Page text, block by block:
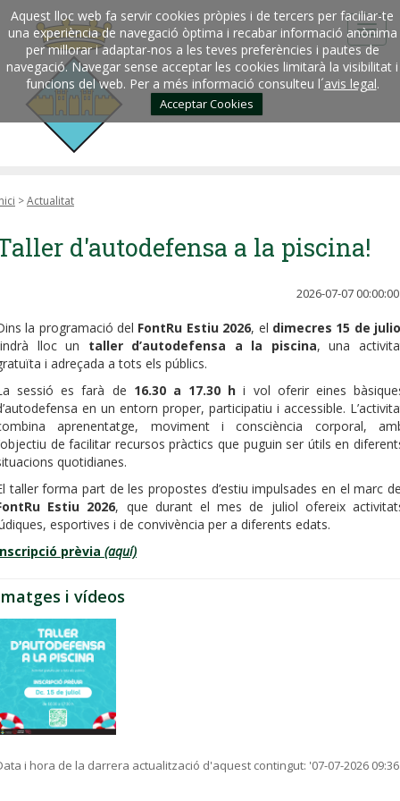
Aquest lloc web fa servir cookies pròpies i de tercers per faciliar-te
una experiència de navegació òptima i recabar informació anònima
per millorar i adaptar-nos a les teves preferències i pautes de
navegació. Navegar sense acceptar les cookies limitarà la visibilitat i
funcions del web. Per a més informació consulteu l´avis legal.
Acceptar Cookies
>Actualitat
d'autodefensa a la piscina!
2026-07-07 00:00:00
la programació del FontRu Estiu 2026, el dimecres 15 de
lloc un taller d’autodefensa a la piscina, una
i adreçada a tots els públics.
sessió es farà de 16.30 a 17.30 h i vol oferir eines
en un entorn proper, participatiu i accessible.
aprenentatge, moviment i consciència corporal,
de facilitar recursos pràctics que puguin ser útils en
quotidianes.
taller forma part de les propostes d’estiu impulsades en el marc
Estiu 2026, que durant el mes de juliol ofereix
esportives i de convivència per a diferents edats.
prèvia (aquí)
i vídeos
i hora de la darrera actualització d'aquest contingut: '07-07-2026 09:36